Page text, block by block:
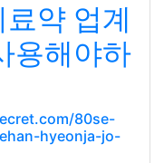
약 업계
용해야하
80se-
hyeonja-jo-